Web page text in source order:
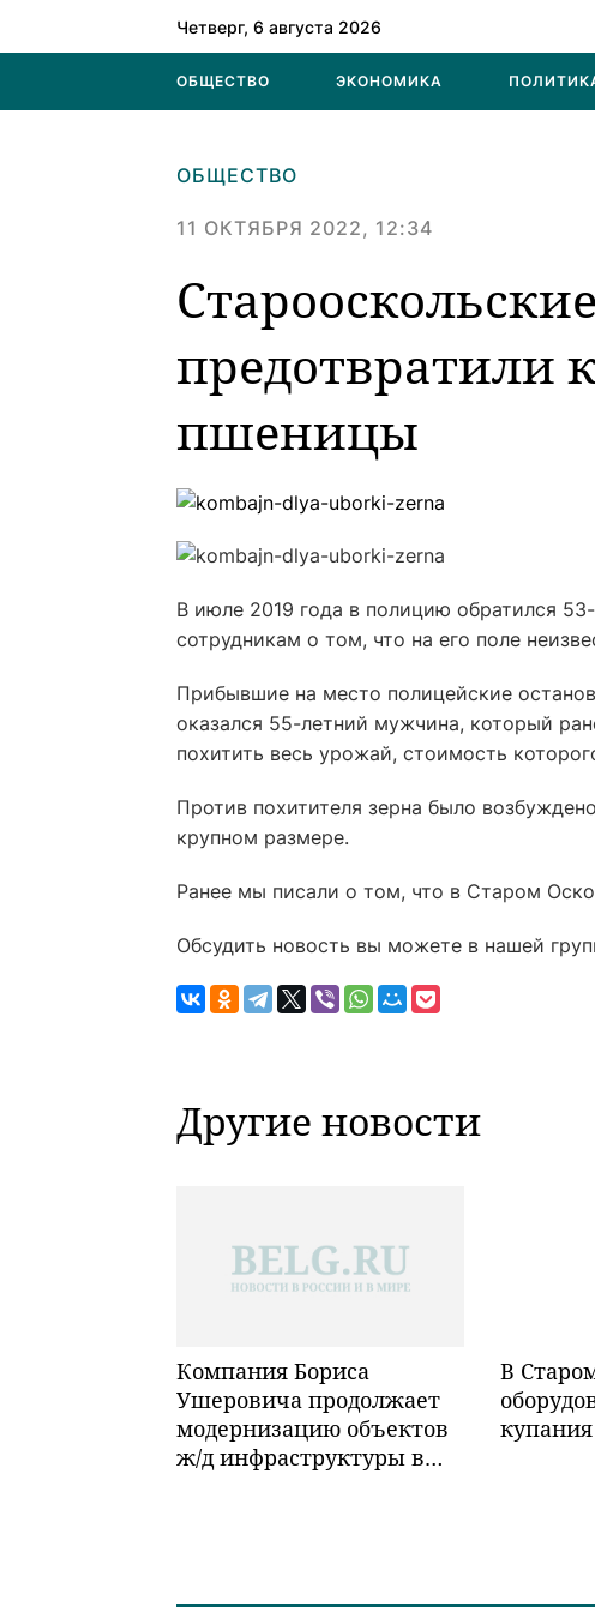
Четверг, 6 августа 2026
ОБЩЕСТВО ЭКОНОМИКА
ОБЩЕСТВО
11 ОКТЯБРЯ 2022, 12:34
предотвратили
пшеницы
В июле 2019 года в полицию обратился
сотрудникам о том, что на его поле
Прибывшие на место полицейские
оказался 55-летний мужчина, который
похитить весь урожай, стоимость
Против похитителя зерна было
крупном размере.
Ранее мы писали о том, что в Старом
Обсудить новость вы можете в нашей
Другие новости
Компания Бориса
Ушеровича продолжает
модернизацию объектов
ж/д инфраструктуры в
В